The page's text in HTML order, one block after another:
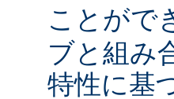
ことがで
ブと組み
特性に基